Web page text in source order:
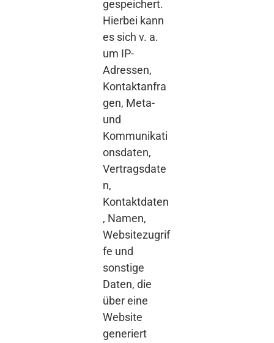
gespeichert.
Hierbei kann
es sich v. a.
um IP-
Adressen,
Kontaktanfra
gen, Meta-
und
Kommunikati
onsdaten,
Vertragsdate
n,
Kontaktdaten
, Namen,
Websitezugrif
fe und
sonstige
Daten, die
über eine
Website
generiert